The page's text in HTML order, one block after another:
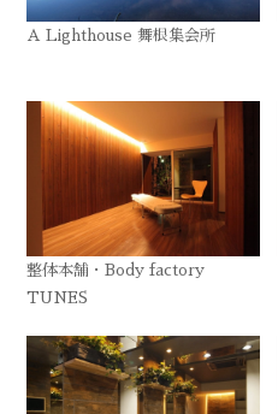
A Lighthouse 舞根集会所
整体本舗・Body factory
TUNES